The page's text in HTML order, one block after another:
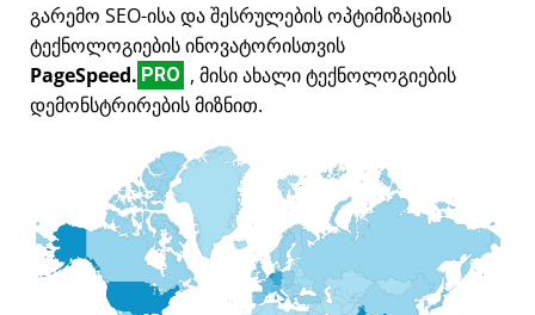
გარემო SEO-ისა და შესრულების ოპტიმიზაციის
ტექნოლოგიების ინოვატორისთვის
PageSpeed. PRO , მისი ახალი ტექნოლოგიების
დემონსტრირების მიზნით.